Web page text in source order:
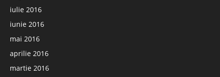
iulie 2016
iunie 2016
mai 2016
aprilie 2016
martie 2016